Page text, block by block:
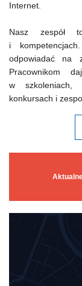
Internet.
Nasz zespół
i
odpowiadać na
Pracownikom
w szkoleniach,
konkursach i